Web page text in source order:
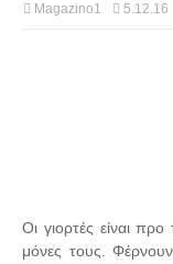
Magazino1 5.12.16
Οι γιορτές είναι
μόνες τους.